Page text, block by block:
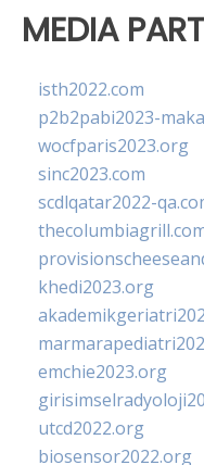
MEDIA
isth2022.com
p2b2pabi2023-
wocfparis2023.org
sinc2023.com
scdlqatar2022-
khedi2023.org
emchie2023.org
utcd2022.org
biosensor2022.org